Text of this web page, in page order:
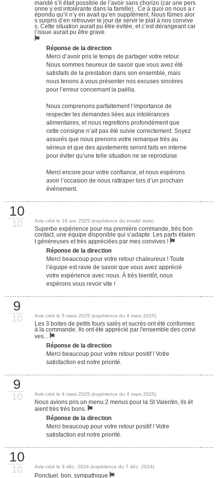
mandé s’il était possible de l’avoir sans chorizo (car une pers
onne y est intolérante dans la famille) . Ce à quoi on nous a r
épondu qu’il n’y en avait qu’en supplément. Nous fûmes alor
s surpris d’en retrouver le jour de servir le plat à nos convive
s. Cette situation aurait pu être évitée, et c’est dérangeant car
l’issue aurait pu être grave.
Réponse de la direction
Merci d’avoir pris le temps de partager votre retour.
Nous sommes heureux de savoir que vous avez été
satisfaits de la prestation dans son ensemble, mais
nous tenons à vous présenter nos excuses sincères
pour l’erreur concernant la paëlla.
Nous comprenons parfaitement l’importance de
respecter les demandes liées aux intolérances
alimentaires, et nous regrettons profondément que
cette consigne n’ait pas été suivie correctement. Soyez
assurés que nous prenons votre remarque très au
sérieux et que des ajustements seront faits en interne
pour éviter qu’une telle situation ne se reproduise.
Merci encore pour votre confiance, et nous espérons
avoir l’occasion de nous rattraper lors d’un prochain
événement.
10
10 Avis créé le 18 avr. 2025 (expérience du invalid date)
Superbe expérience pour ma première commande, très bon
contact, une équipe disponible qui s’adapte. Les parts étaien
t généreuses et très appréciées par mes convives !
Réponse de la direction
Merci beaucoup pour votre retour chaleureux ! Toute
l’équipe est ravie de savoir que vous avez apprécié
votre expérience avec nous. À très bientôt, nous
espérons vous revoir vite !
9
10 Avis créé le 5 mars 2025 (expérience du 4 mars 2025)
Les 3 boites de petits fours salés et sucrés ont été conformes
à la commande. Ils ont été apprécié par l'ensemble des convi
ves...
Réponse de la direction
Merci beaucoup pour votre retour positif ! Votre
satisfaction est notre priorité.
9
10 Avis créé le 4 mars 2025 (expérience du 4 mars 2025)
Nous avions pris un menu 2 menus pour la St Valentin, ils ét
aient très très bons.
Réponse de la direction
Merci beaucoup pour votre retour positif ! Votre
satisfaction est notre priorité.
10
10 Avis créé le 9 déc. 2024 (expérience du 7 déc. 2024)
Ponctuel, bon, sympathique